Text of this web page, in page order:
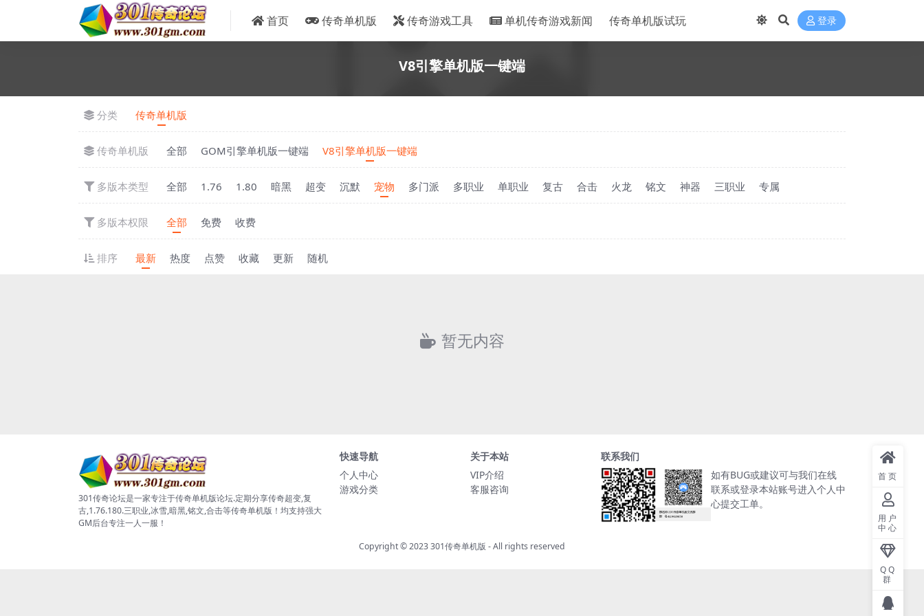
首页 传奇单机版 传奇游戏工具 单机传奇游戏新闻 传奇单机版试玩 登录
V8引擎单机版一键端
分类 传奇单机版
传奇单机版 全部 GOM引擎单机版一键端 V8引擎单机版一键端
多版本类型 全部 1.76 1.80 暗黑 超变 沉默 宠物 多门派 多职业 单职业 复古 合击 火龙 铭文 神器 三职业 专属
多版本权限 全部 免费 收费
排序 最新 热度 点赞 收藏 更新 随机
暂无内容
301传奇论坛是一家专注于传奇单机版论坛.定期分享传奇超变,复
古,1.76.180.三职业,冰雪,暗黑,铭文,合击等传奇单机版！均支持强大
GM后台专注一人一服！
快速导航
个人中心
游戏分类
关于本站
VIP介绍
客服咨询
联系我们
如有BUG或建议可与我们在线
联系或登录本站账号进入个人中
心提交工单。
Copyright © 2023301传奇单机版 - All rights reserved
首页
用户
中心
QQ
群